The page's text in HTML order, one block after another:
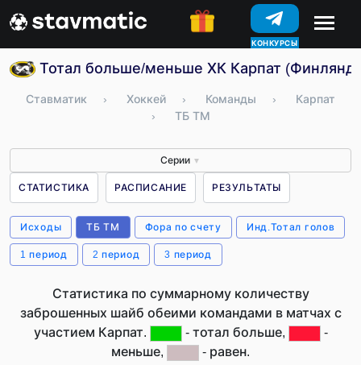
КОНКУРСЫ
Тотал больше/меньше ХК Карпат
Ставматик › Хоккей › Команды ›
Карпат
›
ТБ ТМ
Серии ▼
СТАТИСТИКА РАСПИСАНИЕ РЕЗУЛЬТАТЫ
Исходы ТБ ТМ Фора по счету Инд.Тотал голов
1 период 2 период 3 период
Статистика по суммарному количеству
заброшенных шайб обеими командами в матчах с
участием Карпат.
- тотал больше,
-
меньше,
- равен.